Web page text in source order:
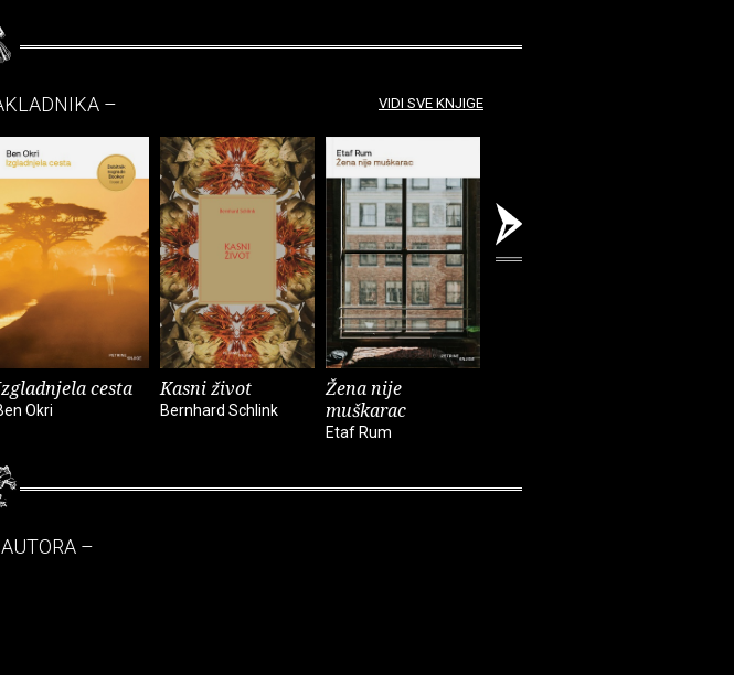
–
cesta
Okri
Kasni život
Bernhard Schlink
Žena nije
muškarac
Etaf Rum
VIDI SVE KNJIGE
–